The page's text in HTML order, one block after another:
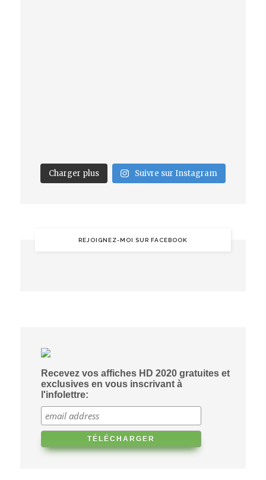
Charger plus Suivre sur Instagram
REJOIGNEZ-MOI SUR FACEBOOK
Recevez vos affiches HD 2020 gratuites et
exclusives en vous inscrivant à
l'infolettre: